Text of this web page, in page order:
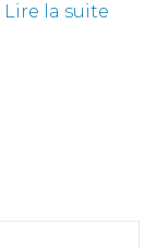
Lire la suite